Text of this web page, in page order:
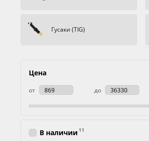
Гусаки (TIG)
Цена
от до
В наличии 11